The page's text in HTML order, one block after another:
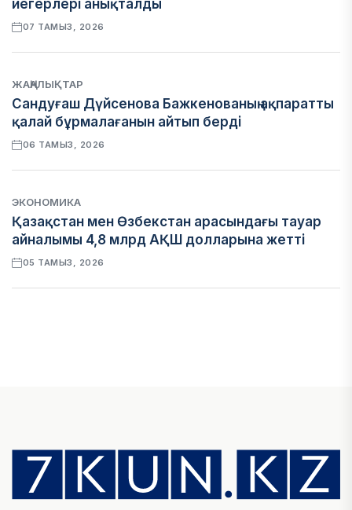
иегерлері анықталды
07 ТАМЫЗ, 2026
ЖАҢАЛЫҚТАР
Сандуғаш Дүйсенова Бажкенованың ақпаратты
қалай бұрмалағанын айтып берді
06 ТАМЫЗ, 2026
ЭКОНОМИКА
Қазақстан мен Өзбекстан арасындағы тауар
айналымы 4,8 млрд АҚШ долларына жетті
05 ТАМЫЗ, 2026
БИЛІК
«Бәйтерек» холдингінің инвестициялық және
кредиттік портфелі 14,3 трлн теңгеге жетті